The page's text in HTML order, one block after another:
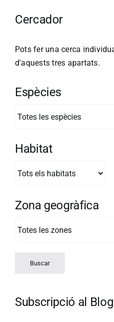
Cercador
Pots fer una cerca
d'aquests tres apartats.
Espècies
Habitat
Zona geogràfica
Subscripció al Blog